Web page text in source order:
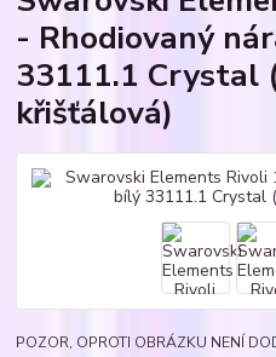
- Rhodiovaný
33111.1 Crystal
křišťálová)
POZOR, OPROTI OBRÁZKU NENÍ